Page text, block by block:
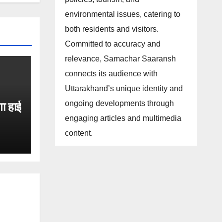
हाई
environmental issues, catering to
both residents and visitors.
Committed to accuracy and
relevance, Samachar Saaransh
connects its audience with
Uttarakhand’s unique identity and
ongoing developments through
engaging articles and multimedia
content.